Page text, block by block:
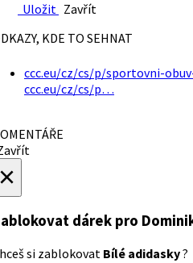
Uložit Zavřít
KDE TO SEHNAT
ccc.eu/cz/cs/p/sportovni-
ccc.eu/cz/cs/p…
dárek pro
si zablokovat Bílé adidasky?